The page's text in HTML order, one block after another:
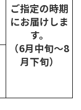
ご指定の時期
にお届けしま
す。
（6月中旬～8
月下旬）